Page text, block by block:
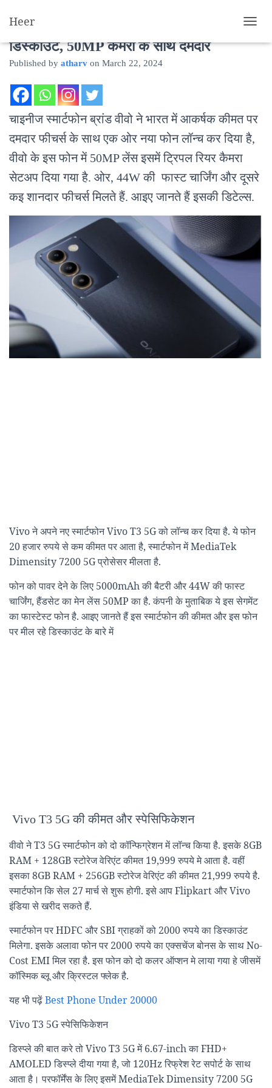
Heer
O
V
I
G
I
O
N
Vivo T3 5G हुआ लॉन्च, मीलेगा 4000 तक
डिस्काउंट, 50MP कैमरा के साथ दमदार
Published by atharv on March 22, 2024
चाइनीज स्मार्टफोन ब्रांड वीवो ने भारत में आकर्षक कीमत पर
दमदार फीचर्स के साथ एक ओर नया फोन लॉन्च कर दिया है,
वीवो के इस फोन में 50MP लेंस इसमें ट्रिपल रियर कैमरा
सेटअप दिया गया है. ओर, 44W की फास्ट चार्जिंग और दूसरे
कइ शानदार फीचर्स मिलते हैं. आइए जानते हैं इसकी डिटेल्स.
Vivo ने अपने नए स्मार्टफोन Vivo T3 5G को लॉन्च कर दिया है. ये फोन
20 हजार रुपये से कम कीमत पर आता है, स्मार्टफोन में MediaTek
Dimensity 7200 5G प्रोसेसर मीलता है.
फोन को पावर देने के लिए 5000mAh की बैटरी और 44W की फास्ट
चार्जिंग, हैंडसेट का मेन लेंस 50MP का है. कंपनी के मुताबिक ये इस सेगमेंट
का फास्टेस्ट फोन है. आइए जानते हैं इस स्मार्टफोन की कीमत और इस फोन
पर मील रहे डिस्काउंट के बारे में
Vivo T3 5G की कीमत और स्पेसिफिकेशन
वीवो ने T3 5G स्मार्टफोन को दो कॉन्फिग्रेशन में लॉन्च किया है. इसके 8GB
RAM + 128GB स्टोरेज वेरिएंट कीमत 19,999 रुपये मे आता है. वहीं
इसका 8GB RAM + 256GB स्टोरेज वेरिएंट की कीमत 21,999 रुपये है.
स्मार्टफोन कि सेल 27 मार्च से शुरू होगी. इसे आप Flipkart और Vivo
इंडिया से खरीद सकते हैं.
स्मार्टफोन पर HDFC और SBI ग्राहकों को 2000 रुपये का डिस्काउंट
मिलेगा. इसके अलावा फोन पर 2000 रुपये का एक्सचेंज बोनस के साथ No-
Cost EMI मिल रहा है. इस फोन को दो कलर ऑप्शन मे लाया गया हे जीसमें
कॉस्मिक ब्लू और क्रिस्टल फ्लेक है.
यह भी पढ़ेंBest Phone Under 20000
Vivo T3 5G स्पेसिफिकेशन
डिस्प्ले की बात करे तो Vivo T3 5G में 6.67-inch का FHD+
AMOLED डिस्प्ले दीया गया है, जो 120Hz रिफ्रेश रेट सपोर्ट के साथ
आता है। परफॉर्मेंस के लिए इसमें MediaTek Dimensity 7200 5G